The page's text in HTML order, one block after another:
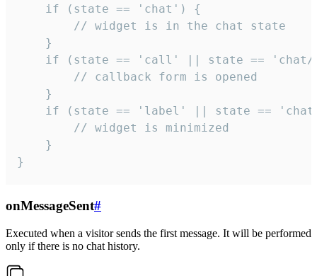
    if (state == 'chat') {
        // widget is in the chat state
    }
if (state == 'call' || state ==
        // callback form is opened
    }
if (state == 'label' || state ==
        // widget is minimized
    }
}
onMessageSent#
Executed when a visitor sends the first message. It will be performed
only if there is no chat history.